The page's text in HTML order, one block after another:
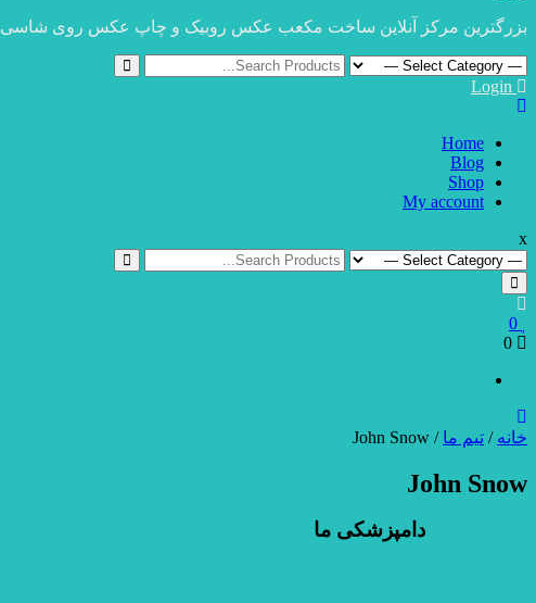
بزرگترین مرکز آنلاین ساخت مکعب عکس روبیک و چاپ عکس روی شاسی
Home
Blog
Shop
My account
x
0
0
خانه / تیم ما / John Snow
John Snow
دامپزشکی ما